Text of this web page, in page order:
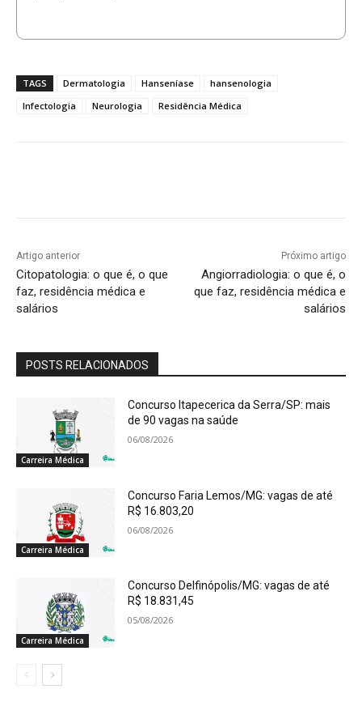
TAGS Dermatologia Hanseníase
hansenologia
Infectologia
Neurologia Residência Médica
Artigo anterior
Citopatologia: o que é, o que
faz, residência médica e
salários
Próximo artigo
Angiorradiologia: o que é, o
que faz, residência médica e
salários
POSTS RELACIONADOS
Carreira Médica
Concurso Itapecerica da Serra/SP: mais
de 90 vagas na saúde
06/08/2026
Carreira Médica
Concurso Faria Lemos/MG: vagas de até
R$ 16.803,20
06/08/2026
Carreira Médica
Concurso Delfinópolis/MG: vagas de até
R$ 18.831,45
05/08/2026